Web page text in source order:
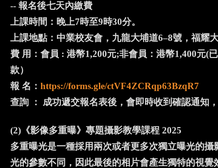
-- 報名後七天內繳費
上課時間：晚上7時至9時30分。
上課地點：中業校友會，九龍大埔道6–8號，福耀
費 用：會員 : 港幣1,200元;非會員：港幣1,400元(
款）
報 名： https://forms.gle/ctVF4ZCRqp63BzqR7
查詢 ： 成功遞交報名表後，會即時收到確認通知
(2)《影像多重曝》專題攝影教學課程 2025
多重曝光是一種採用兩次或者更多次獨立曝光的
光的參數不同，因此最後的相片會產生獨特的視覺